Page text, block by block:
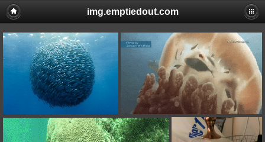
img.emptiedout.com